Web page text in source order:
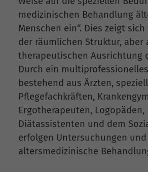
medizinischen Behandlung
Menschen ein“. Dies zeigt
der räumlichen Struktur, aber
therapeutischen Ausrichtung
Durch ein
bestehend aus Ärzten,
Pflegefachkräften,
Ergotherapeuten, Logopäden,
Diätassistenten und dem
erfolgen Untersuchungen und
altersmedizinische